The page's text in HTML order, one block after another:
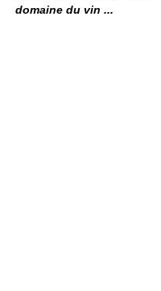
domaine du vin ...